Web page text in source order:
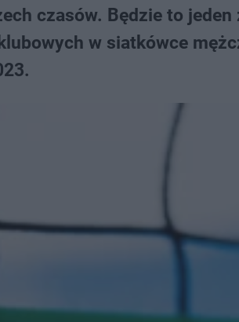
czasów. Będzie to jeden
w siatkówce